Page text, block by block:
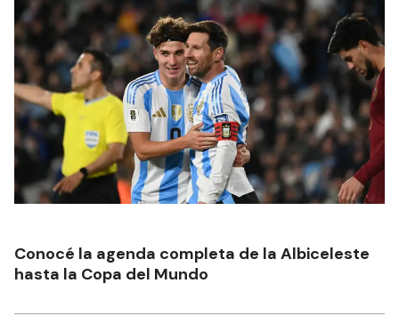
Conocé la agenda completa de la Albiceleste
hasta la Copa del Mundo